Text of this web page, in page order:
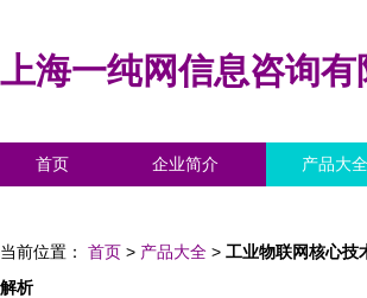
上海一纯网信息咨询有
首页 企业简介 产品大全
当前位置： 首页 > 产品大全 > 工业物联网核心技
解析